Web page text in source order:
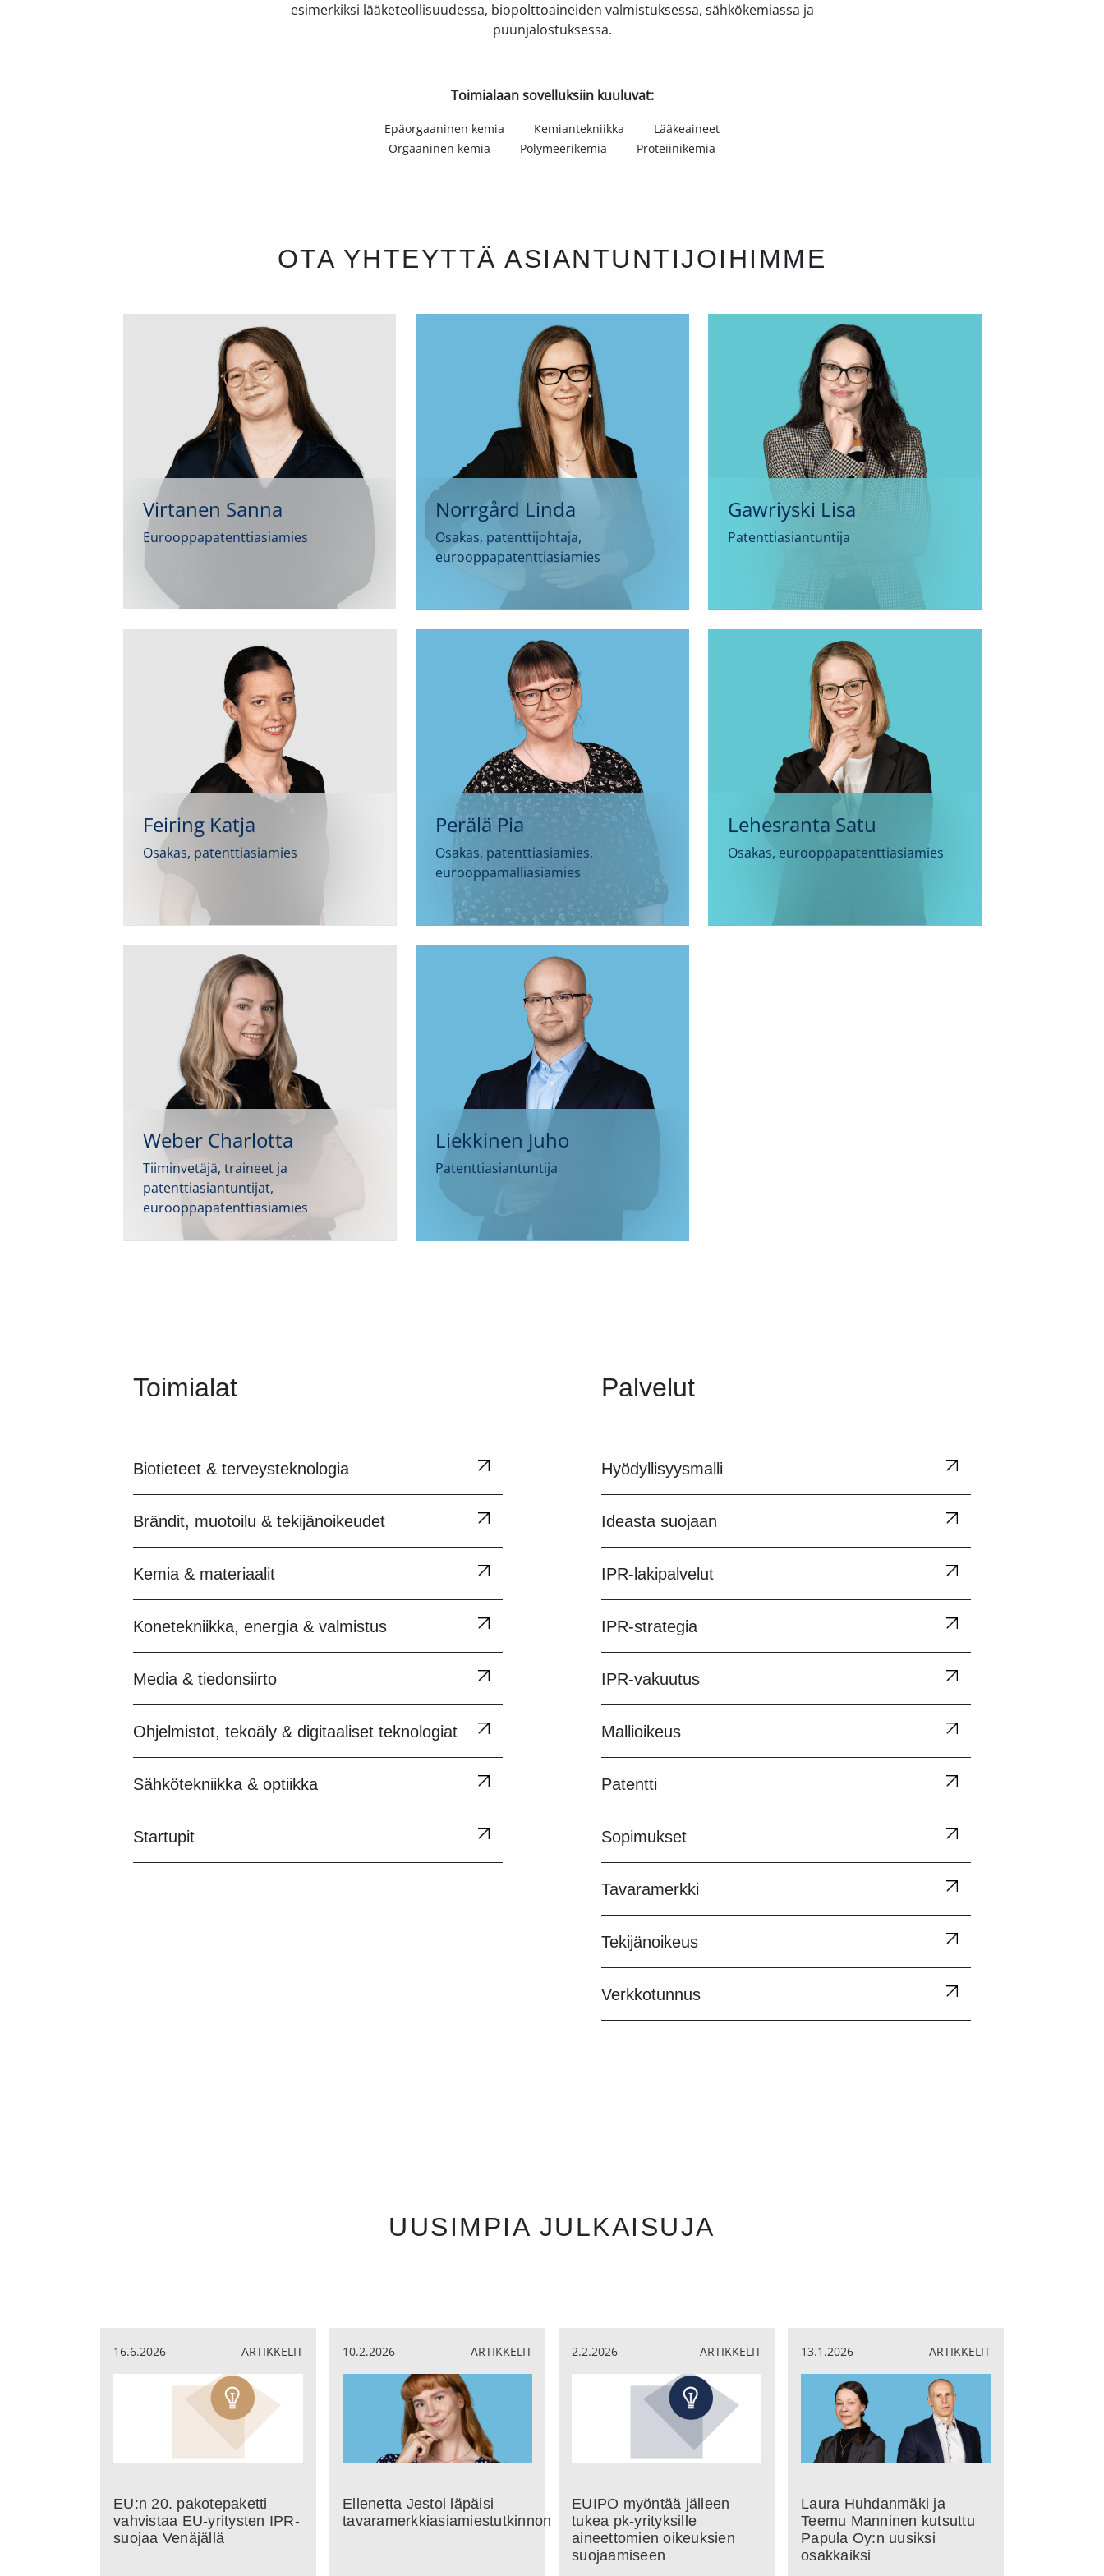
esimerkiksi lääketeollisuudessa, biopolttoaineiden valmistuksessa, sähkökemiassa ja
puunjalostuksessa.
Toimialaan sovelluksiin kuuluvat:
Epäorgaaninen kemia Kemiantekniikka
Lääkeaineet
Orgaaninen kemia
Polymeerikemia Proteiinikemia
OTA YHTEYTTÄ ASIANTUNTIJOIHIMME
Virtanen Sanna
Eurooppapatenttiasiamies
Norrgård Linda
Osakas, patenttijohtaja,
eurooppapatenttiasiamies
Gawriyski Lisa
Patenttiasiantuntija
Feiring Katja
Osakas, patenttiasiamies
Perälä Pia
Osakas, patenttiasiamies,
eurooppamalliasiamies
Lehesranta Satu
Osakas, eurooppapatenttiasiamies
Weber Charlotta
Tiiminvetäjä, traineet ja
patenttiasiantuntijat,
eurooppapatenttiasiamies
Liekkinen Juho
Patenttiasiantuntija
Toimialat
Biotieteet & terveysteknologia
Brändit, muotoilu & tekijänoikeudet
Kemia & materiaalit
Konetekniikka, energia & valmistus
Media & tiedonsiirto
Ohjelmistot, tekoäly & digitaaliset teknologiat
Sähkötekniikka & optiikka
Startupit
Palvelut
Hyödyllisyysmalli
Ideasta suojaan
IPR-lakipalvelut
IPR-strategia
IPR-vakuutus
Mallioikeus
Patentti
Sopimukset
Tavaramerkki
Tekijänoikeus
Verkkotunnus
UUSIMPIA JULKAISUJA
16.6.2026 ARTIKKELIT
EU:n 20. pakotepaketti
vahvistaa EU‑yritysten IPR-
suojaa Venäjällä
10.2.2026 ARTIKKELIT
Ellenetta Jestoi läpäisi
tavaramerkkiasiamiestutkinnon
2.2.2026 ARTIKKELIT
EUIPO myöntää jälleen
tukea pk-yrityksille
aineettomien oikeuksien
suojaamiseen
13.1.2026 ARTIKKELIT
Laura Huhdanmäki ja
Teemu Manninen kutsuttu
Papula Oy:n uusiksi
osakkaiksi